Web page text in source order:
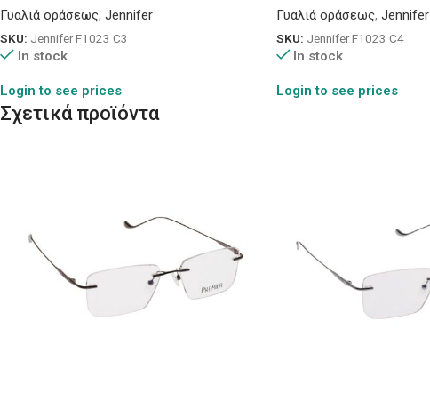
Γυαλιά οράσεως, Jennifer
SKU: Jennifer F1023 C3
In stock
Login to see prices
Γυαλιά οράσεως, Jennifer
SKU: Jennifer F1023 C4
In stock
Login to see prices
Σχετικά προϊόντα